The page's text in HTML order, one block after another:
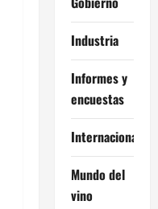
Industria
Informes y
encuestas
Internacional
Mundo del
vino